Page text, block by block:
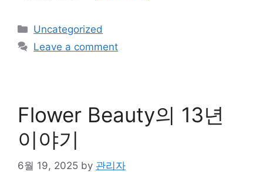
Categories
Uncategorized
Leave a comment
Flower Beauty의 13년
이야기
6월 19, 2025 by 관리자